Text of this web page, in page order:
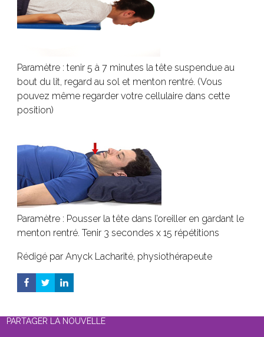
Paramètre : tenir 5 à 7 minutes la tête suspendue au
bout du lit, regard au sol et menton rentré. (Vous
pouvez même regarder votre cellulaire dans cette
position)
Paramètre : Pousser la tête dans l’oreiller en gardant le
menton rentré. Tenir 3 secondes x 15 répétitions
Rédigé par Anyck Lacharité, physiothérapeute
PARTAGER LA NOUVELLE